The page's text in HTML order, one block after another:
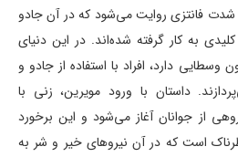
شدت فانتزی روایت می‌شود که در آن جادو
به کار گرفته شده‌اند. در این دنیای
وسطایی دارد، افراد با استفاده از جادو و
داستان با ورود مویرین، زنی با
از جوانان آغاز می‌شود و این برخورد
است که در آن نیروهای خیر و شر به